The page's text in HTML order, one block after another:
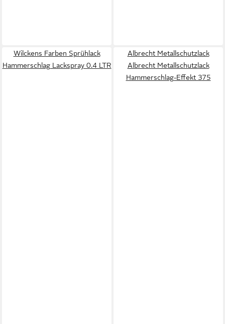
Wilckens Farben Sprühlack
Hammerschlag Lackspray 0.4 LTR
Albrecht Metallschutzlack
Albrecht Metallschutzlack
Hammerschlag-Effekt 375